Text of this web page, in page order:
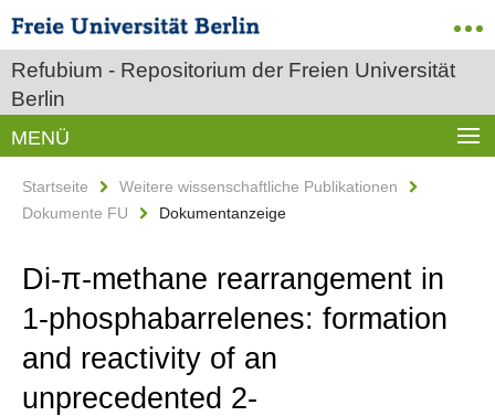
Refubium - Repositorium der Freien Universität
Berlin
MENÜ
Startseite
Weitere wissenschaftliche Publikationen
Dokumente FU
Dokumentanzeige
Di-π-methane rearrangement in
1-phosphabarrelenes: formation
and reactivity of an
unprecedented 2-